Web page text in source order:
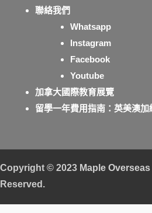
聯絡我們
Whatsapp
Instagram
Facebook
Youtube
加拿大國際教育展覽
留學一年費用指南：英美澳
Copyright © 2023 Maple
Reserved.